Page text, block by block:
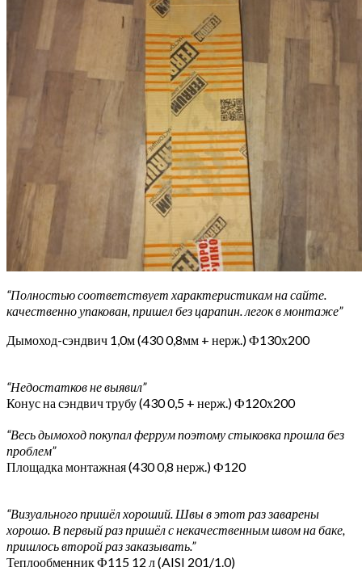
“Полностью соответствует характеристикам на сайте.
качественно упакован, пришел без царапин. легок в монтаже”
Дымоход-сэндвич 1,0м (430 0,8мм + нерж.) Ф130х200
“Недостатков не выявил”
Конус на сэндвич трубу (430 0,5 + нерж.) Ф120х200
“Весь дымоход покупал феррум поэтому стыковка прошла без
проблем”
Площадка монтажная (430 0,8 нерж.) Ф120
“Визуального пришёл хороший. Швы в этот раз заварены
хорошо. В первый раз пришёл с некачественным швом на баке,
пришлось второй раз заказывать.”
Теплообменник Ф115 12 л (AISI 201/1.0)